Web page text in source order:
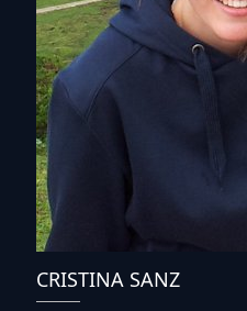
CRISTINA SANZ